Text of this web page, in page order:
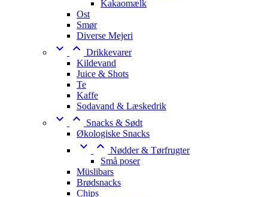
Kakaomælk
Ost
Smør
Diverse Mejeri
  Drikkevarer
Kildevand
Juice & Shots
Te
Kaffe
Sodavand & Læskedrik
 
Snacks & Sødt
Økologiske Snacks
  Nødder & Tørfrugter
Små poser
Müslibars
Brødsnacks
Chips